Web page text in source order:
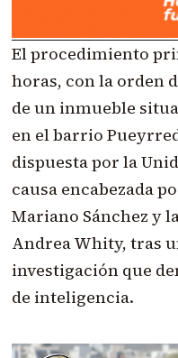
El procedimiento
horas, con la orden
de un inmueble
en el barrio
dispuesta por la
causa encabezada
Mariano Sánchez y
Andrea Whity, tras
investigación que
de inteligencia.